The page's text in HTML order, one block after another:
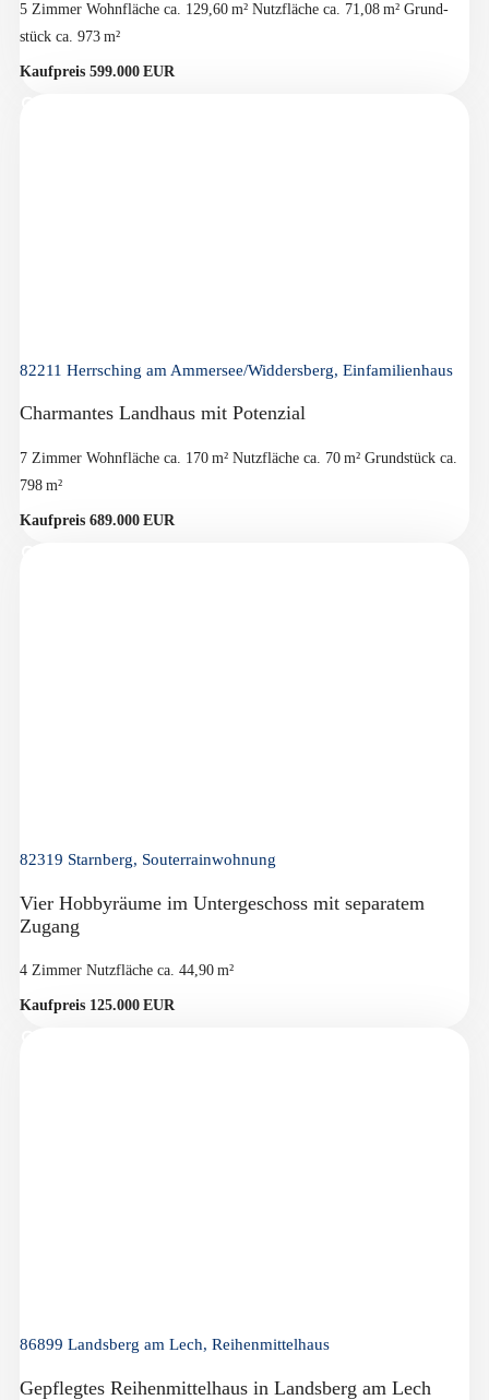
5 Zimmer Wohnfläche ca. 129,60 m² Nutzfläche ca. 71,08 m² Grund­
stück ca. 973 m²
Kaufpreis 599.000 EUR
82211 Herrsching am Ammersee/Widdersberg, Einfamilienhaus
Charmantes Landhaus mit Potenzial
7 Zimmer Wohnfläche ca. 170 m² Nutzfläche ca. 70 m² Grund­stück ca.
798 m²
Kaufpreis 689.000 EUR
82319 Starnberg, Souterrainwohnung
Vier Hobbyräume im Untergeschoss mit separatem
Zugang
4 Zimmer Nutzfläche ca. 44,90 m²
Kaufpreis 125.000 EUR
86899 Landsberg am Lech, Reihenmittelhaus
Gepflegtes Reihenmittelhaus in Landsberg am Lech